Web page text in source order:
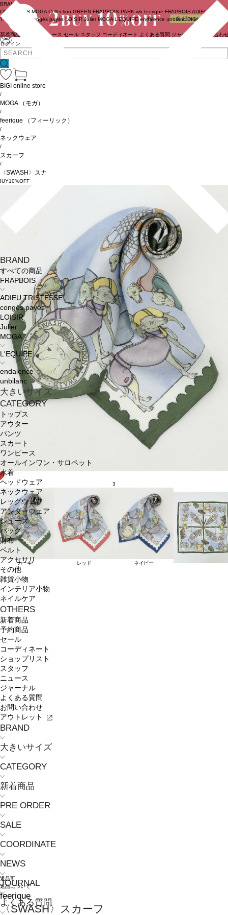
ログイン
BRAND
COUTURIER MOGA Collection GREEN FRAPBOIS PARK wb feerique FRAPBOIS ADIEU
TRISTESSE
congés payés LOISIR Julier MOGA L'EQUIPE endalence unbilanc BIGI online store
新着商品 ニュース セール スタッフ コーディネート よくある質問 ジャーナル お問い合わ
BRAND
すべての商品
FRAPBOIS
ADIEU TRISTESSE
congés payés
LOISIR
Julier
MOGA
L'EQUIPE
endalence
unbilanc
大きいサイズ
CATEGORY
トップス
アウター
パンツ
スカート
ワンピース
オールインワン・サロペット
水着
ヘッドウェア
ネックウェア
レッグウェア
アンダーウェア
シューズ
バッグ
財布
ベルト
アクセサリ
その他
雑貨小物
インテリア小物
ネイルケア
OTHERS
新着商品
予約商品
セール
コーディネート
ショップリスト
スタッフ
ニュース
ジャーナル
よくある質問
お問い合わせ
アウトレット
BRAND
大きいサイズ
CATEGORY
新着商品
PRE ORDER
SALE
COORDINATE
NEWS
JOURNAL
よくある質問
BIGI online store
/
MOGA （モガ）
/
feerique （フィーリック）
/
ネックウェア
/
スカーフ
/
〈SWASH〉スカーフ
3
カーキ レッド ネイビー
返品可
返品について
feerique
〈SWASH〉スカーフ